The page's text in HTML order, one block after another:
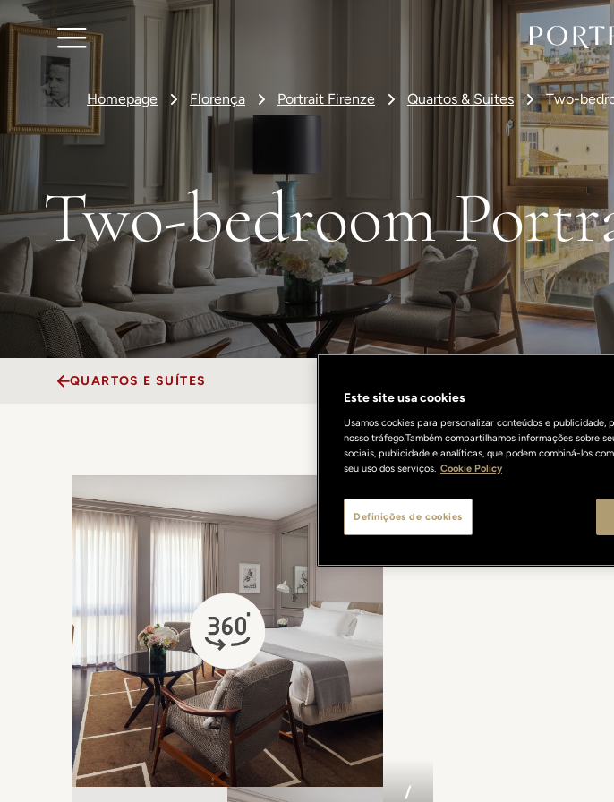
Homepage Florença Portrait Firenze Quartos & Suites Two-
Two-bedroom
QUARTOS E SUÍTES
/
Este site usa cookies
Usamos cookies para personalizar conteúdos e
nosso tráfego.Também compartilhamos informações sobre
sociais, publicidade e analíticas, que podem combiná-los
seu uso dos serviços. Cookie Policy
Definições de cookies